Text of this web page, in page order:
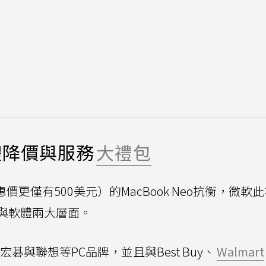
價與服務大禮包
更僅有500美元）的MacBook Neo抗衡，微軟
軟體兩大層面。
碁與聯想等PC品牌，並且與Best Buy、 Walmart